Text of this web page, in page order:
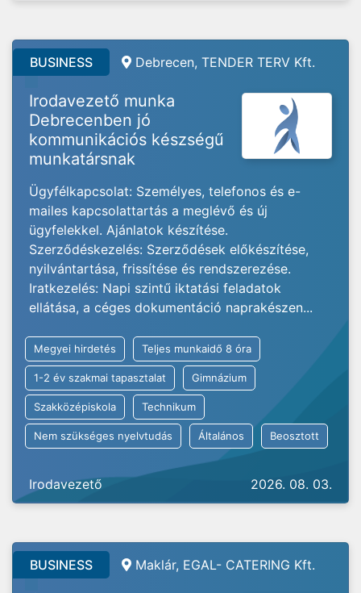
BUSINESS Debrecen, TENDER TERV Kft.
Irodavezető munka
Debrecenben jó
kommunikációs készségű
munkatársnak
Ügyfélkapcsolat: Személyes, telefonos és e-
mailes kapcsolattartás a meglévő és új
ügyfelekkel. Ajánlatok készítése.
Szerződéskezelés: Szerződések előkészítése,
nyilvántartása, frissítése és rendszerezése.
Iratkezelés: Napi szintű iktatási feladatok
ellátása, a céges dokumentáció naprakészen...
Megyei hirdetés Teljes munkaidő 8 óra
1-2 év szakmai tapasztalat Gimnázium
Szakközépiskola Technikum
Nem szükséges nyelvtudás Általános Beosztott
Irodavezető 2026. 08. 03.
BUSINESS Maklár, EGAL- CATERING Kft.